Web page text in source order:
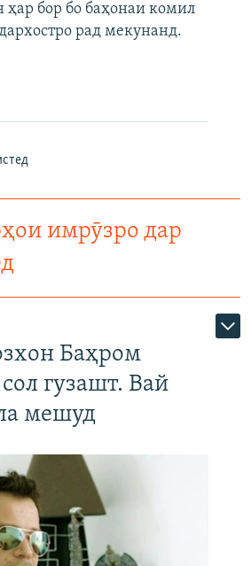
ҳар бор бо баҳонаи комил
рад мекунанд.
имрӯзро дар
Баҳром
гузашт. Вай
мешуд